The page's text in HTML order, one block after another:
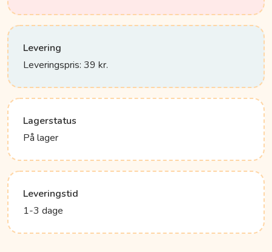
Levering
Leveringspris: 39 kr.
Lagerstatus
På lager
Leveringstid
1-3 dage